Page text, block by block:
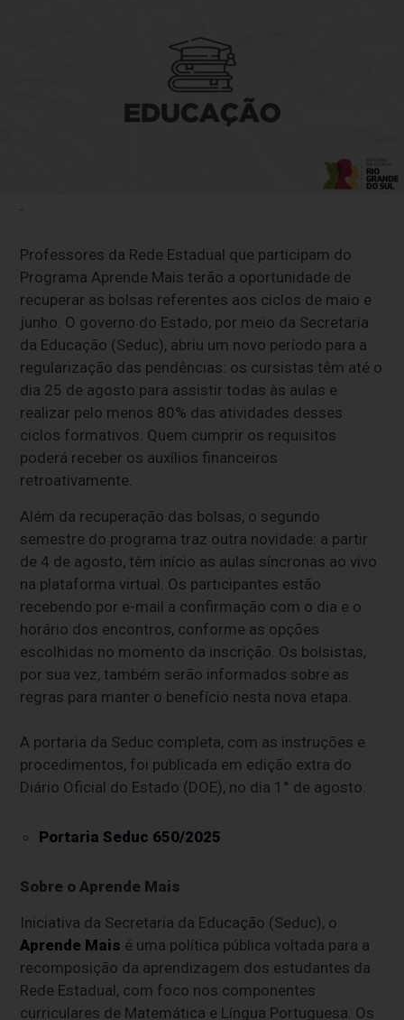
-
Professores da Rede Estadual que participam do
Programa Aprende Mais terão a oportunidade de
recuperar as bolsas referentes aos ciclos de maio e
junho. O governo do Estado, por meio da Secretaria
da Educação (Seduc), abriu um novo período para a
regularização das pendências: os cursistas têm até o
dia 25 de agosto para assistir todas às aulas e
realizar pelo menos 80% das atividades desses
ciclos formativos. Quem cumprir os requisitos
poderá receber os auxílios financeiros
retroativamente.
Além da recuperação das bolsas, o segundo
semestre do programa traz outra novidade: a partir
de 4 de agosto, têm início as aulas síncronas ao vivo
na plataforma virtual. Os participantes estão
recebendo por e-mail a confirmação com o dia e o
horário dos encontros, conforme as opções
escolhidas no momento da inscrição. Os bolsistas,
por sua vez, também serão informados sobre as
regras para manter o benefício nesta nova etapa.
A portaria da Seduc completa, com as instruções e
procedimentos, foi publicada em edição extra do
Diário Oficial do Estado (DOE), no dia 1° de agosto.
Portaria Seduc 650/2025
Sobre o Aprende Mais
Iniciativa da Secretaria da Educação (Seduc), o
Aprende Mais é uma política pública voltada para a
recomposição da aprendizagem dos estudantes da
Rede Estadual, com foco nos componentes
curriculares de Matemática e Língua Portuguesa. Os